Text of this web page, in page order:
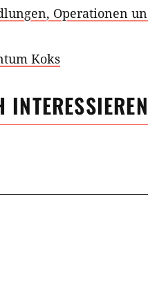
Operationen
Koks